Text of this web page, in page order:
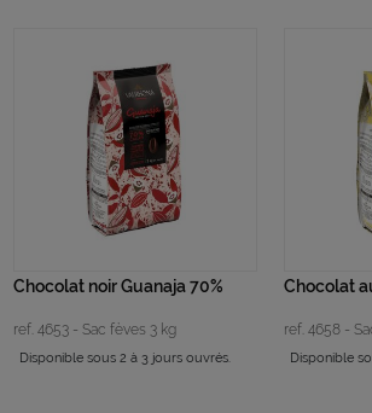
Chocolat noir Guanaja 70%
ref. 4653 - Sac fèves 3 kg
Disponible sous 2 à 3 jours ouvrés.
Chocolat
ref. 4658 -
Disponible